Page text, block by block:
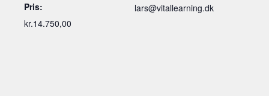
Pris:
kr.14.750,00
lars@vitallearning.dk